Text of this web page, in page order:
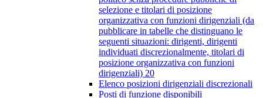
selezione e titolari di posizione
organizzativa con funzioni dirigenziali (da
pubblicare in tabelle che distinguano le
seguenti situazioni: dirigenti, dirigenti
individuati discrezionalmente, titolari di
posizione organizzativa con funzioni
dirigenziali) 20
Elenco posizioni dirigenziali discrezionali
Posti di funzione disponibili